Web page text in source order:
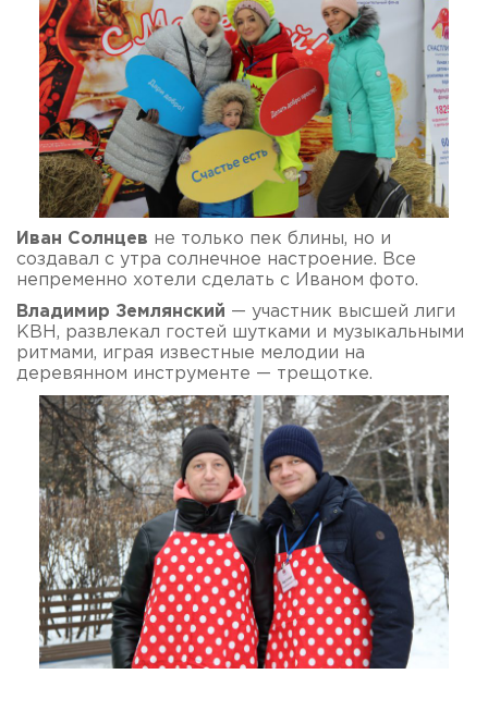
Иван Солнцев не только пек блины, но и
создавал с утра солнечное настроение. Все
непременно хотели сделать с Иваном фото.
Владимир Землянский — участник высшей лиги
КВН, развлекал гостей шутками и музыкальными
ритмами, играя известные мелодии на
деревянном инструменте — трещотке.